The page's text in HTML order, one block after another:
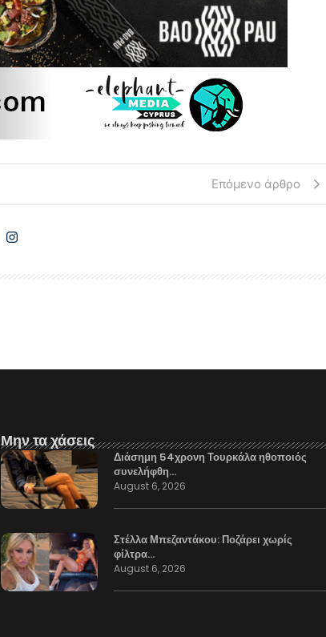
Επόμενο άρθρο
Μην τα χάσεις
Διάσημη 54χρονη Τουρκάλα ηθοποιός
συνελήφθη…
August 6, 2026
Στέλλα Μπεζαντάκου: Ποζάρει χωρίς
φίλτρα…
August 6, 2026